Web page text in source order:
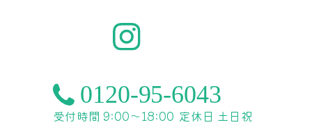
受付時間 9:00〜18:00 定休日 土日祝